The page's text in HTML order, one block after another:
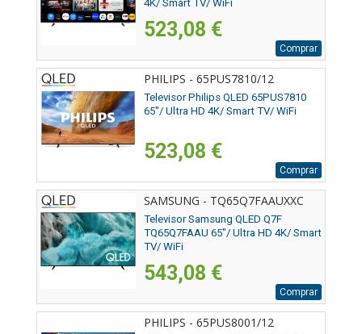
4K/ Smart TV/ WiFi
523,08 €
Comprar
PHILIPS - 65PUS7810/12
Televisor Philips QLED 65PUS7810
65"/ Ultra HD 4K/ Smart TV/ WiFi
523,08 €
Comprar
SAMSUNG - TQ65Q7FAAUXXC
Televisor Samsung QLED Q7F
TQ65Q7FAAU 65"/ Ultra HD 4K/ Smart
TV/ WiFi
543,08 €
Comprar
PHILIPS - 65PUS8001/12